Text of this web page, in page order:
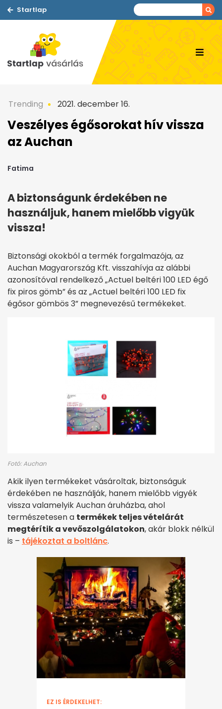
Startlap
Trending 2021. december 16.
Veszélyes égősorokat hív vissza
az Auchan
Fatima
A biztonságunk érdekében ne
használjuk, hanem mielőbb vigyük
vissza!
Biztonsági okokból a termék forgalmazója, az
Auchan Magyarország Kft. visszahívja az alábbi
azonosítóval rendelkező „Actuel beltéri 100 LED égő
fix piros gömb” és az „Actuel beltéri 100 LED fix
égősor gömbös 3” megnevezésű termékeket.
Fotó: Auchan
Akik ilyen termékeket vásároltak, biztonságuk
érdekében ne használják, hanem mielőbb vigyék
vissza valamelyik Auchan áruházba, ahol
természetesen a termékek teljes vételárát
megtérítik a vevőszolgálatokon, akár blokk nélkül
is – tájékoztat a boltlánc.
EZ IS ÉRDEKELHET: